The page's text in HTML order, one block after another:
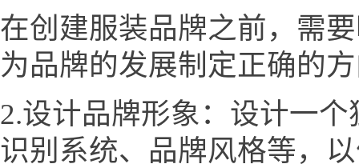
在创建服装品牌之前，需
为品牌的发展制定正确的
2.设计品牌形象：设计一
识别系统、品牌风格等，